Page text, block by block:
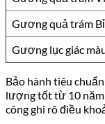
Gương quả trám Bỉ
Gương lục giác
Bảo hành tiêu
lượng tốt từ 10 năm
công ghi rõ điều